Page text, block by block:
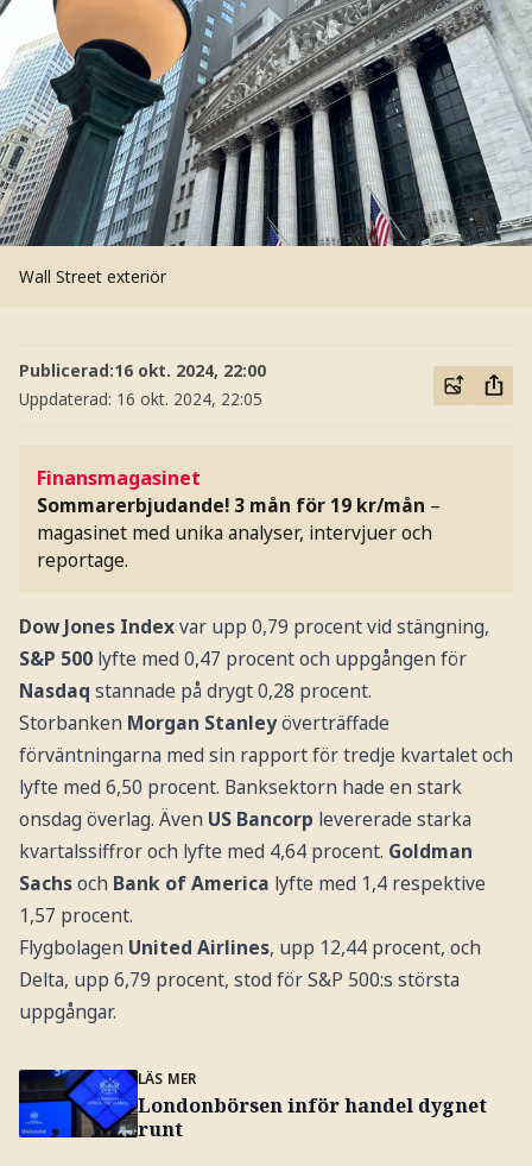
Wall Street exteriör
Publicerad:16 okt. 2024, 22:00
Uppdaterad: 16 okt. 2024, 22:05
Finansmagasinet
Sommarerbjudande! 3 mån för 19 kr/mån –
magasinet med unika analyser, intervjuer och
reportage.
Dow Jones Indexvar upp 0,79 procent vid stängning,
S&P 500lyfte med 0,47 procent och uppgången för
Nasdaq stannade på drygt 0,28 procent.
Storbanken Morgan Stanleyöverträffade
förväntningarna med sin rapport för tredje kvartalet och
lyfte med 6,50 procent. Banksektorn hade en stark
onsdag överlag. Även US Bancorp levererade starka
kvartalssiffror och lyfte med 4,64 procent. Goldman
Sachsoch Bank of America lyfte med 1,4 respektive
1,57 procent.
Flygbolagen United Airlines, upp 12,44 procent, och
Delta, upp 6,79 procent, stod för S&P 500:s största
uppgångar.
LÄS MER
Londonbörsen inför handel dygnet
runt